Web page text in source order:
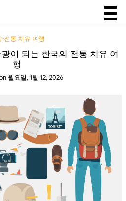
·전통 치유 여행
이 되는 한국의 전통 치유 여
행
on 월요일, 1월 12, 2026